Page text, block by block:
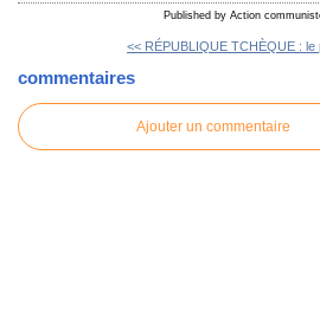
Published by Action
<< RÉPUBLIQUE TCHÈQUE : le
commentaires
Ajouter un commentaire